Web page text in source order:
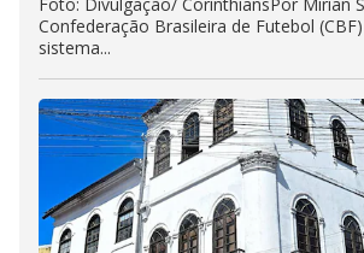
Confederação Brasileira de Futebol
sistema...